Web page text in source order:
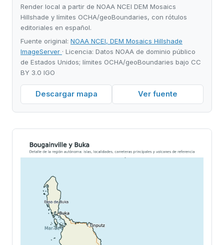
Render local a partir de NOAA NCEI DEM Mosaics
Hillshade y límites OCHA/geoBoundaries, con rótulos
editoriales en español.
Fuente original: NOAA NCEI, DEM Mosaics Hillshade
ImageServer · Licencia: Datos NOAA de dominio público
de Estados Unidos; límites OCHA/geoBoundaries bajo CC
BY 3.0 IGO
Descargar mapa Ver fuente